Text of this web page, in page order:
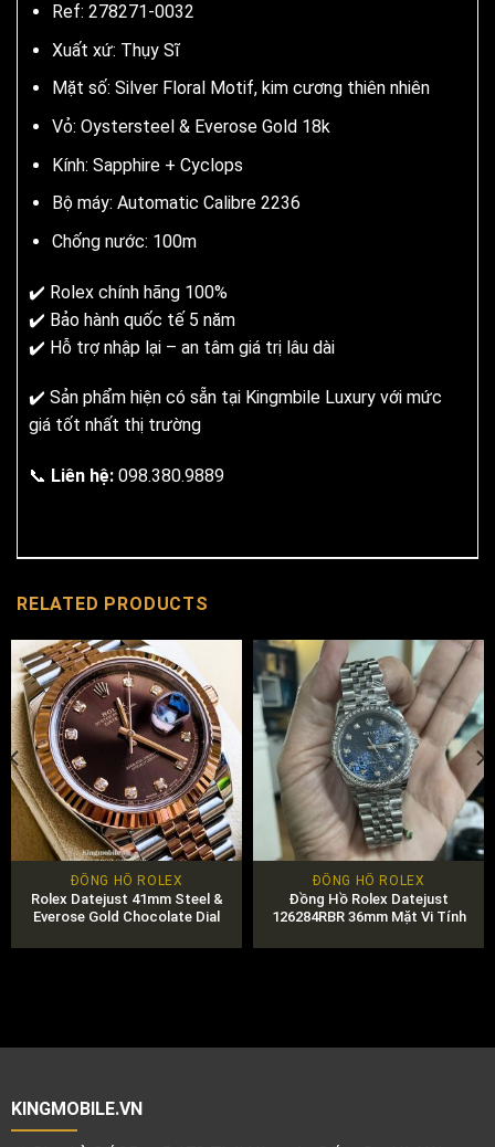
Ref: 278271-0032
Xuất xứ: Thụy Sĩ
Mặt số: Silver Floral Motif, kim cương thiên nhiên
Vỏ: Oystersteel & Everose Gold 18k
Kính: Sapphire + Cyclops
Bộ máy: Automatic Calibre 2236
Chống nước: 100m
✔️ Rolex chính hãng 100%
✔️ Bảo hành quốc tế 5 năm
✔️ Hỗ trợ nhập lại – an tâm giá trị lâu dài
✔️ Sản phẩm hiện có sẵn tại Kingmbile Luxury với mức
giá tốt nhất thị trường
📞 Liên hệ: 098.380.9889
RELATED PRODUCTS
ĐỒNG HỒ ROLEX
Rolex Datejust 41mm Steel &
Everose Gold Chocolate Dial
ĐỒNG HỒ ROLEX
Đồng Hồ Rolex Datejust
126284RBR 36mm Mặt Vi Tính
KINGMOBILE.VN